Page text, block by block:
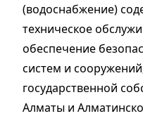
(водоснабжение)
техническое
обеспечение
систем и
государственной
Алматы и